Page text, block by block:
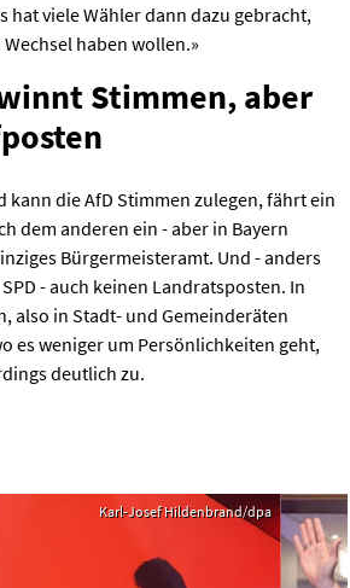
hat viele Wähler dann dazu gebracht,
haben wollen.»
Stimmen, aber
kann die AfD Stimmen zulegen, fährt ein
dem anderen ein - aber in Bayern
Bürgermeisteramt. Und - anders
- auch keinen Landratsposten. In
also in Stadt- und Gemeinderäten
es weniger um Persönlichkeiten geht,
deutlich zu.
Karl-Josef Hildenbrand/dpa